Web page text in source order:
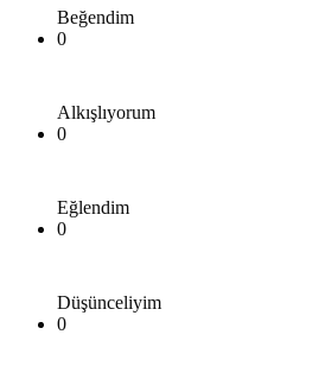
Beğendim
0
Alkışlıyorum
0
Eğlendim
0
Düşünceliyim
0